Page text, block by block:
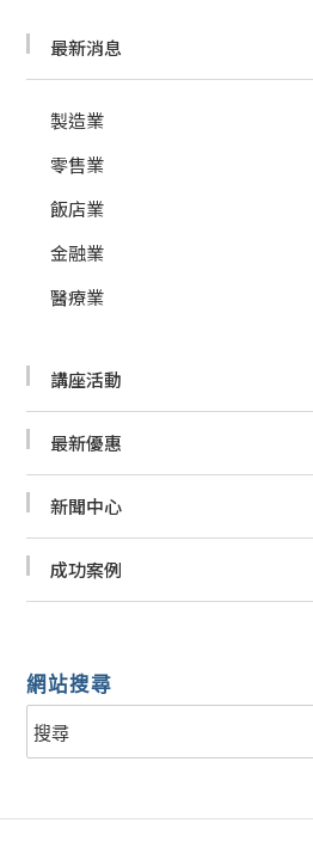
最新消息
製造業
零售業
飯店業
金融業
醫療業
講座活動
最新優惠
新聞中心
成功案例
網站搜尋